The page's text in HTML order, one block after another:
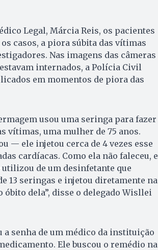
Legal, Márcia Reis, os pacientes
casos, a piora súbita das vítimas
Nas imagens das câmeras
internados, a Polícia Civil
em momentos de piora das
usou uma seringa para fazer
vítimas, uma mulher de 75 anos.
— ele injetou cerca de 4 vezes esse
cardíacas. Como ela não faleceu, e
utilizou de um desinfetante que
13 seringas e injetou diretamente na
óbito dela”, disse o delegado Wisllei
a senha de um médico da instituição
Ele buscou o remédio na